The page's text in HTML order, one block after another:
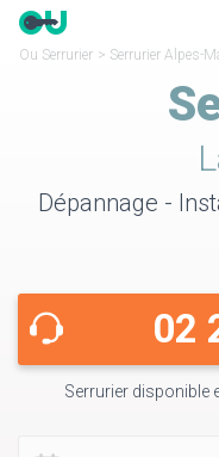
Ou Serrurier > Serrurier Alpes-
Dépannage -
02
Serrurier disponible